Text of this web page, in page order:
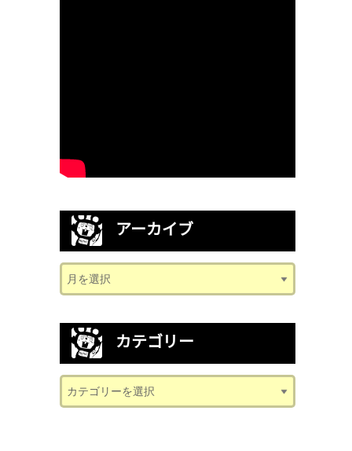
アーカイブ
カテゴリー